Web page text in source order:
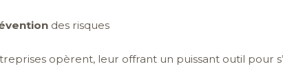
des risques
opèrent, leur offrant un puissant outil pour